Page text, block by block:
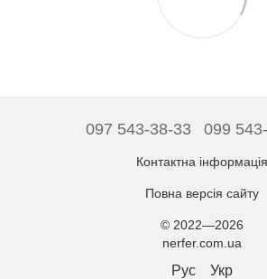
097 543-38-33 099
Контактна інформація
Повна версія сайту
© 2022—2026
nerfer.com.ua
Рус Укр